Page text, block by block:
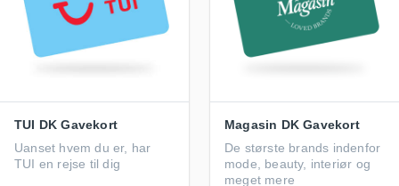
TUI DK Gavekort
Uanset hvem du er, har
TUI en rejse til dig
Magasin DK Gavekort
De største brands indenfor
mode, beauty, interiør og
meget mere